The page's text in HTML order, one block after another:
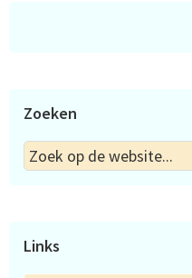
Zoeken
Zoek
op
Links